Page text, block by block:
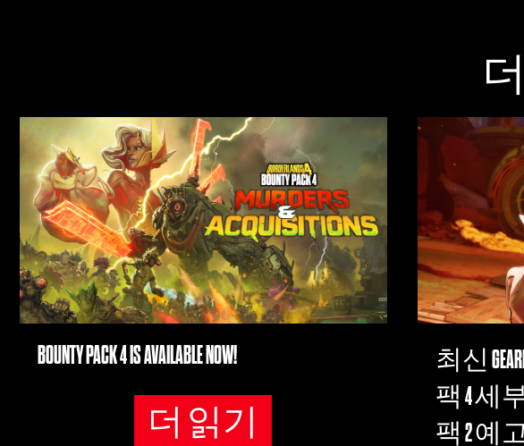
BOUNTY PACK 4 IS AVAILABLE NOW!
더 읽기
최신
팩 4 세
팩 2 예고